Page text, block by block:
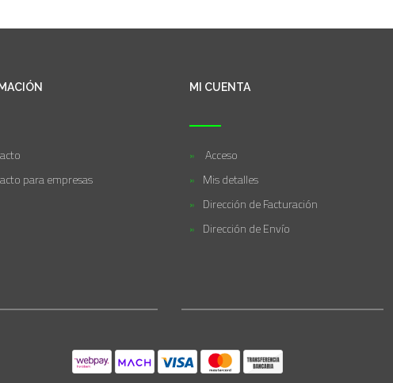
para empresas
MI CUENTA
Acceso
Mis detalles
Dirección de Facturación
Dirección de Envío